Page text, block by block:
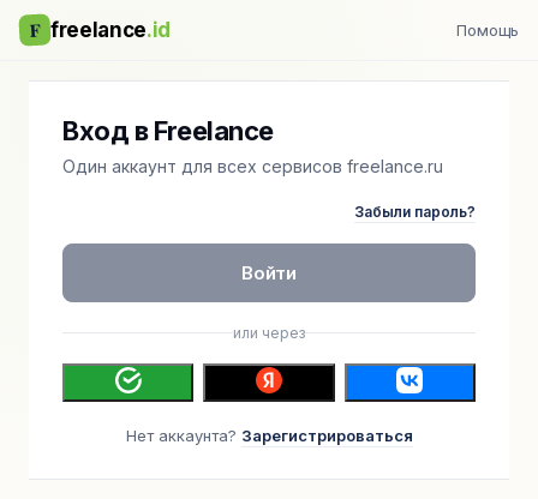
F freelance.id Помощь
Вход в Freelance
Один аккаунт для всех сервисов freelance.ru
Забыли пароль?
Войти
или через
Нет аккаунта? Зарегистрироваться